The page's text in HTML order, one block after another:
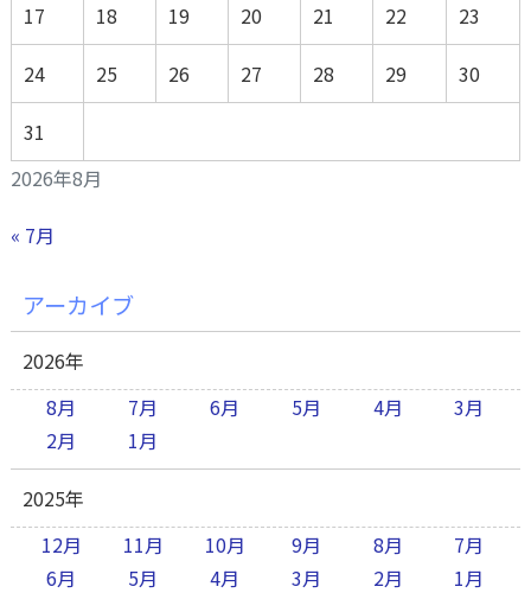
2026年8月
17 18 19 20 21 22 23
24 25 26 27 28 29 30
31
« 7月
アーカイブ
2026年
8月
7月 6月 5月 4月
3月
2月
1月
2025年
12月
11月 10月 9月 8月
7月
6月
5月 4月 3月 2月 1月